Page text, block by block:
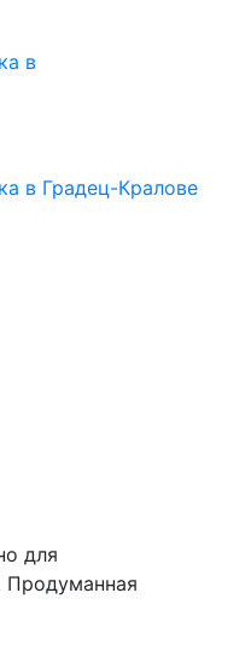
в
в Градец-Кралове
для
Продуманная